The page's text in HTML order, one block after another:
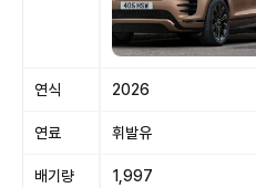
연식 2026
연료 휘발유
배기량 1,997